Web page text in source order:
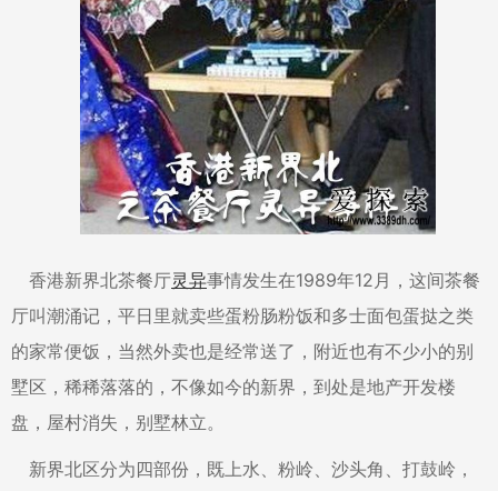
香港新界北茶餐厅灵异事情发生在1989年12月，这间茶餐
厅叫潮涌记，平日里就卖些蛋粉肠粉饭和多士面包蛋挞之类
的家常便饭，当然外卖也是经常送了，附近也有不少小的别
墅区，稀稀落落的，不像如今的新界，到处是地产开发楼
盘，屋村消失，别墅林立。
新界北区分为四部份，既上水、粉岭、沙头角、打鼓岭，